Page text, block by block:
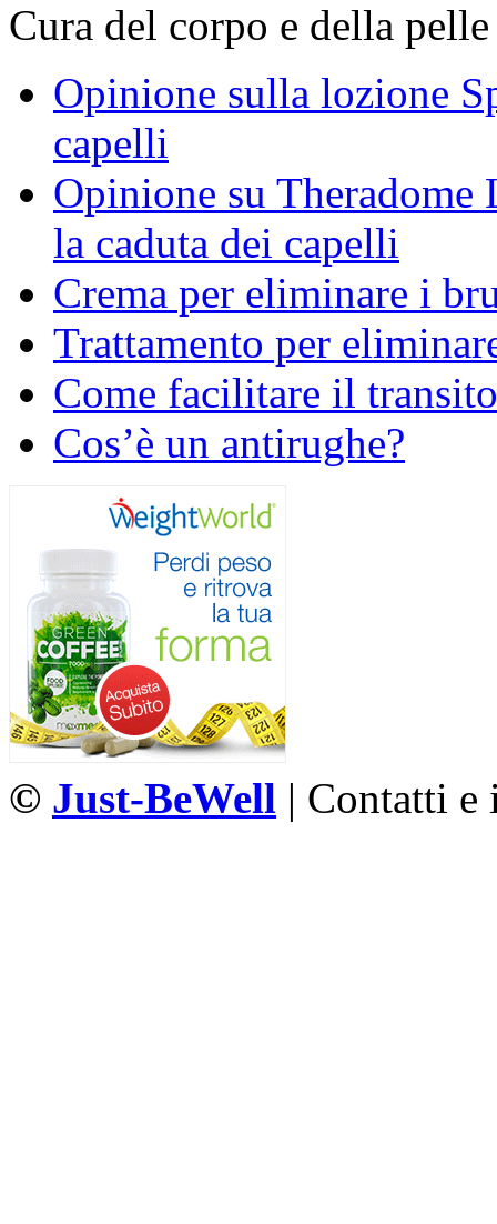
Cura del corpo e della pelle
Opinione sulla lozione
capelli
Opinione su
la caduta dei capelli
Crema per eliminare i
Trattamento per
Come facilitare il
Cos’è un antirughe?
© Just-BeWell | Contatti